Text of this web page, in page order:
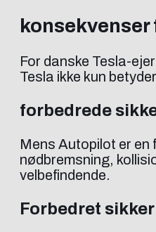
For danske Tesla-
Tesla ikke kun
forbedrede
Mens Autopilot er
nødbremsning,
velbefindende.
Forbedret